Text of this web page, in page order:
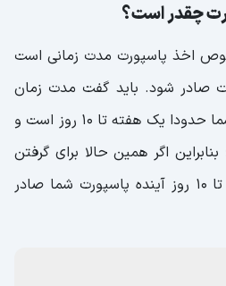
چقدر است؟
اخذ پاسپورت مدت زمانی است
صادر شود. باید گفت مدت زمان
رسیدن پاسپورت به دست شما حدودا یک هفته تا 10 روز است و
اگر همین حالا برای گرفتن
پاسپورت اقدام کنید نهایتا تا 10 روز آینده پاسپورت شما صادر